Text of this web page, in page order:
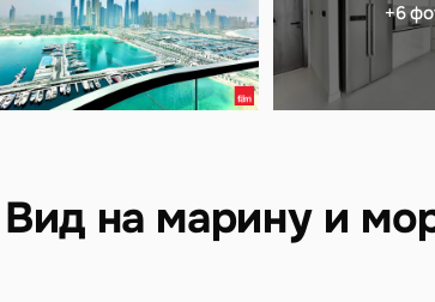
+6
на марину и